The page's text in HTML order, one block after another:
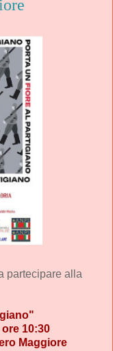
partecipare alla
10:30
Maggiore